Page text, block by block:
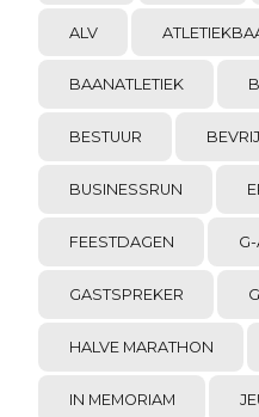
ALV
BAANATLETIEK
BESTUUR
BUSINESSRUN
FEESTDAGEN
GASTSPREKER
HALVE MARATHON
IN MEMORIAM